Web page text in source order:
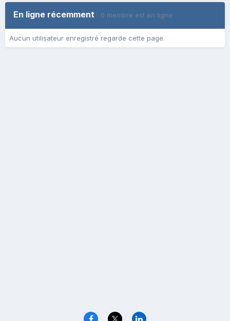
En ligne récemment 0 membre est en ligne
Aucun utilisateur enregistré regarde cette page.